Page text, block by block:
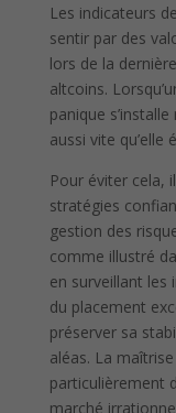
Les indicateurs
sentir par des
lors de la
altcoins.
panique
aussi vite qu’elle
Pour éviter cela,
stratégies
gestion des
comme illustré
en surveillant
du placement
préserver sa
aléas. La
particulièrement
marché